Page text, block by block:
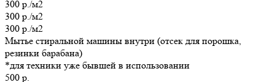
300 р./м2
300 р./м2
300 р./м2
Мытье стиральной машины внутри (отсек для порошка,
резинки барабана)
*для техники уже бывшей в использовании
500 р.